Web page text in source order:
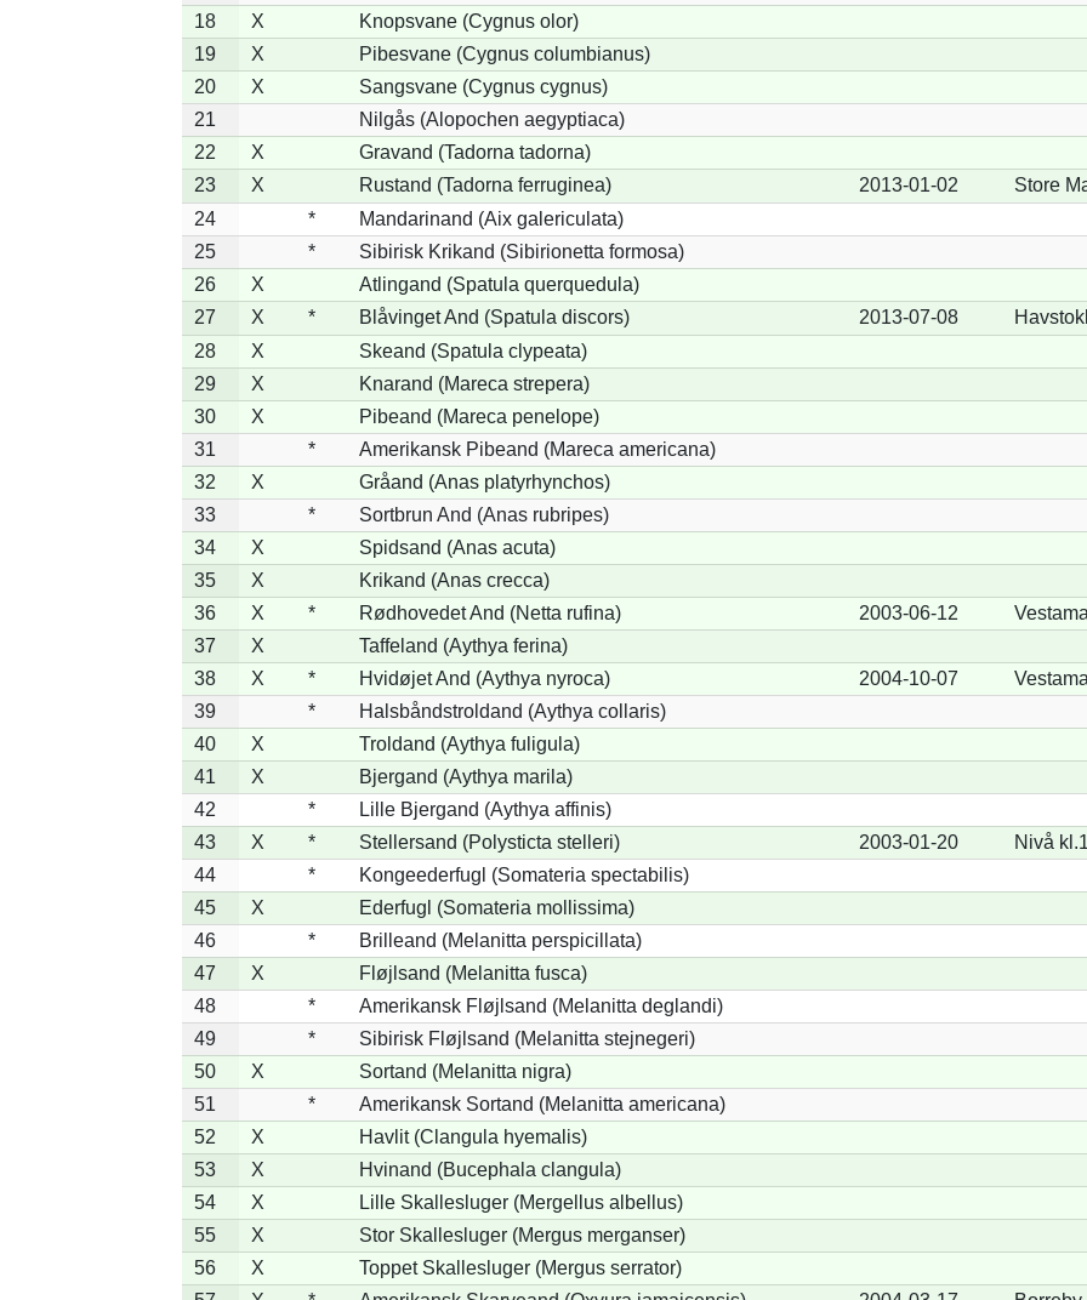
18
X
Knopsvane (Cygnus olor)
19
X
Pibesvane (Cygnus columbianus)
20
X
Sangsvane (Cygnus cygnus)
21
Nilgås (Alopochen aegyptiaca)
22
X
Gravand (Tadorna tadorna)
23
X Rustand (Tadorna ferruginea) 2013-01-02
Store
24
*
Mandarinand (Aix galericulata)
25
*
Sibirisk Krikand (Sibirionetta formosa)
26
X
Atlingand (Spatula querquedula)
27
X * Blåvinget And (Spatula discors) 2013-07-08
28
X
Skeand (Spatula clypeata)
29
X
Knarand (Mareca strepera)
30
X
Pibeand (Mareca penelope)
31
*
Amerikansk Pibeand (Mareca americana)
32
X
Gråand (Anas platyrhynchos)
33
*
Sortbrun And (Anas rubripes)
34
X
Spidsand (Anas acuta)
35
X
Krikand (Anas crecca)
36
X * Rødhovedet And (Netta rufina) 2003-06-12
37
X
Taffeland (Aythya ferina)
38
X * Hvidøjet And (Aythya nyroca) 2004-10-07
39
*
Halsbåndstroldand (Aythya collaris)
40
X
Troldand (Aythya fuligula)
41
X
Bjergand (Aythya marila)
42
*
Lille Bjergand (Aythya affinis)
43
X * Stellersand (Polysticta stelleri) 2003-01-20
Nivå
44
*
Kongeederfugl (Somateria spectabilis)
45
X
Ederfugl (Somateria mollissima)
46
*
Brilleand (Melanitta perspicillata)
47
X
Fløjlsand (Melanitta fusca)
48
*
Amerikansk Fløjlsand (Melanitta deglandi)
49
*
Sibirisk Fløjlsand (Melanitta stejnegeri)
50
X
Sortand (Melanitta nigra)
51
*
Amerikansk Sortand (Melanitta americana)
52
X
Havlit (Clangula hyemalis)
53
X
Hvinand (Bucephala clangula)
54
X
Lille Skallesluger (Mergellus albellus)
55
X
Stor Skallesluger (Mergus merganser)
56
X
Toppet Skallesluger (Mergus serrator)